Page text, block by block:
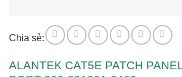
Chia sẻ:
ALANTEK CAT5E PATCH